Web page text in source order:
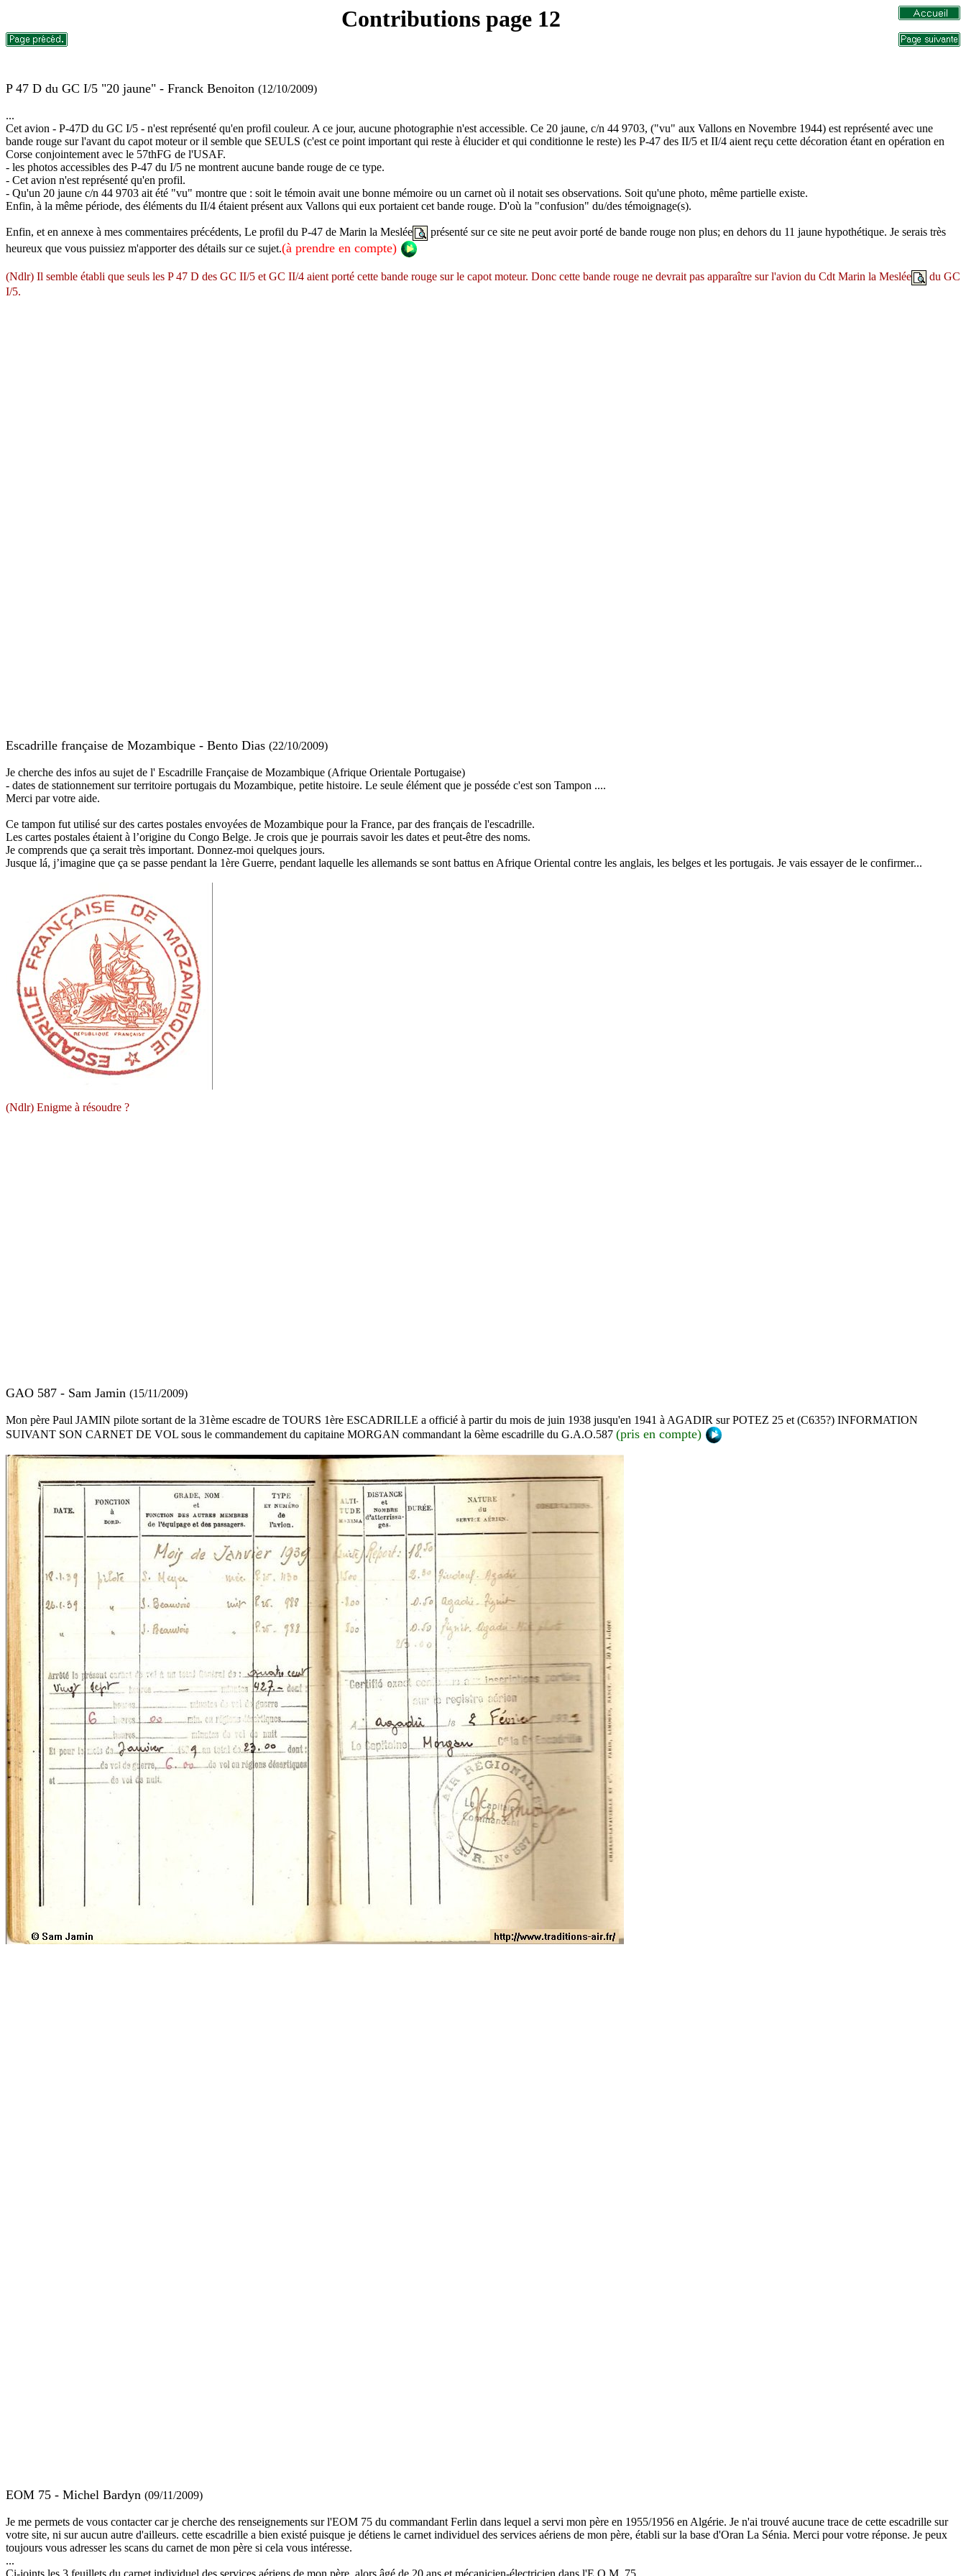
Contributions page 12
P 47 D du GC I/5 "20 jaune" - Franck Benoiton (12/10/2009)
...
Cet avion - P-47D du GC I/5 - n'est représenté qu'en profil couleur. A ce jour, aucune photographie n'est accessible. Ce 20 jaune, c/n 44 9703, ("vu" aux Vallons en Novembre 1944) est représenté avec une
bande rouge sur l'avant du capot moteur or il semble que SEULS (c'est ce point important qui reste à élucider et qui conditionne le reste) les P-47 des II/5 et II/4 aient reçu cette décoration étant en opération en
Corse conjointement avec le 57thFG de l'USAF.
- les photos accessibles des P-47 du I/5 ne montrent aucune bande rouge de ce type.
- Cet avion n'est représenté qu'en profil.
- Qu'un 20 jaune c/n 44 9703 ait été "vu" montre que : soit le témoin avait une bonne mémoire ou un carnet où il notait ses observations. Soit qu'une photo, même partielle existe.
Enfin, à la même période, des éléments du II/4 étaient présent aux Vallons qui eux portaient cet bande rouge. D'où la "confusion" du/des témoignage(s).
Enfin, et en annexe à mes commentaires précédents, Le profil du P-47 de Marin la Meslée
présenté sur ce site ne peut avoir porté de bande rouge non plus; en dehors du 11 jaune hypothétique. Je serais très
heureux que vous puissiez m'apporter des détails sur ce sujet.(à prendre en compte)
(Ndlr) Il semble établi que seuls les P 47 D des GC II/5 et GC II/4 aient porté cette bande rouge sur le capot moteur. Donc cette bande rouge ne devrait pas apparaître sur l'avion du Cdt Marin la Meslée
du GC
I/5.
Escadrille française de Mozambique - Bento Dias (22/10/2009)
Je cherche des infos au sujet de l' Escadrille Française de Mozambique (Afrique Orientale Portugaise)
- dates de stationnement sur territoire portugais du Mozambique, petite histoire. Le seule élément que je posséde c'est son Tampon ....
Merci par votre aide.
Ce tampon fut utilisé sur des cartes postales envoyées de Mozambique pour la France, par des français de l'escadrille.
Les cartes postales étaient à l’origine du Congo Belge. Je crois que je pourrais savoir les dates et peut-être des noms.
Je comprends que ça serait très important. Donnez-moi quelques jours.
Jusque lá, j’imagine que ça se passe pendant la 1ère Guerre, pendant laquelle les allemands se sont battus en Afrique Oriental contre les anglais, les belges et les portugais. Je vais essayer de le confirmer...
(Ndlr) Enigme à résoudre ?
GAO 587 - Sam Jamin (15/11/2009)
Mon père Paul JAMIN pilote sortant de la 31ème escadre de TOURS 1ère ESCADRILLE a officié à partir du mois de juin 1938 jusqu'en 1941 à AGADIR sur POTEZ 25 et (C635?) INFORMATION
SUIVANT SON CARNET DE VOL sous le commandement du capitaine MORGAN commandant la 6ème escadrille du G.A.O.587 (pris en compte)
EOM 75 - Michel Bardyn (09/11/2009)
Je me permets de vous contacter car je cherche des renseignements sur l'EOM 75 du commandant Ferlin dans lequel a servi mon père en 1955/1956 en Algérie. Je n'ai trouvé aucune trace de cette escadrille sur
votre site, ni sur aucun autre d'ailleurs. cette escadrille a bien existé puisque je détiens le carnet individuel des services aériens de mon père, établi sur la base d'Oran La Sénia. Merci pour votre réponse. Je peux
toujours vous adresser les scans du carnet de mon père si cela vous intéresse.
...